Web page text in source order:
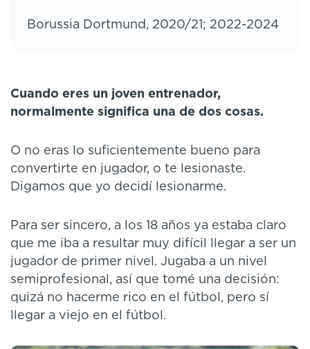
Borussia Dortmund, 2020/21; 2022-2024
Cuando eres un joven entrenador,
normalmente significa una de dos cosas.
O no eras lo suficientemente bueno para
convertirte en jugador, o te lesionaste.
Digamos que yo decidí lesionarme.
Para ser sincero, a los 18 años ya estaba claro
que me iba a resultar muy difícil llegar a ser un
jugador de primer nivel. Jugaba a un nivel
semiprofesional, así que tomé una decisión:
quizá no hacerme rico en el fútbol, pero sí
llegar a viejo en el fútbol.